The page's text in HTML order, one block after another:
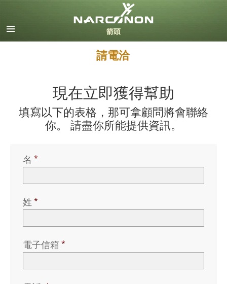
丹麥文
德文
希伯來文
馬札兒文
義大利文
挪威文
葡萄牙文
瑞典文
繁體中文
阿拉伯文
烏克蘭文
請電洽
現在立即獲得幫助
填寫以下的表格，那可拿顧問將會聯絡
你。 請盡你所能提供資訊。
名
姓
電子信箱